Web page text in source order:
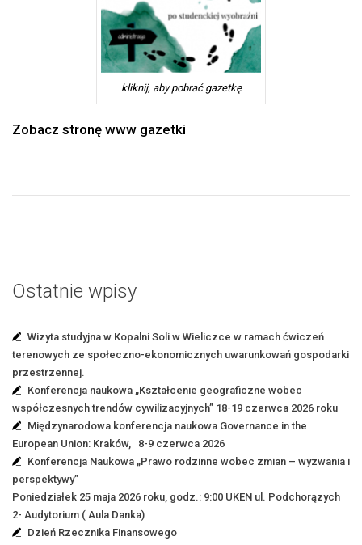
kliknij, aby pobrać gazetkę
Zobacz stronę www gazetki
Ostatnie wpisy
Wizyta studyjna w Kopalni Soli w Wieliczce w ramach ćwiczeń
terenowych ze społeczno-ekonomicznych uwarunkowań gospodarki
przestrzennej.
Konferencja naukowa „Kształcenie geograficzne wobec
współczesnych trendów cywilizacyjnych” 18-19 czerwca 2026 roku
Międzynarodowa konferencja naukowa Governance in the
European Union: Kraków, 8-9 czerwca 2026
Konferencja Naukowa „Prawo rodzinne wobec zmian – wyzwania i
perspektywy”
Poniedziałek 25 maja 2026 roku, godz.: 9:00 UKEN ul. Podchorązych
2- Audytorium ( Aula Danka)
Dzień Rzecznika Finansowego